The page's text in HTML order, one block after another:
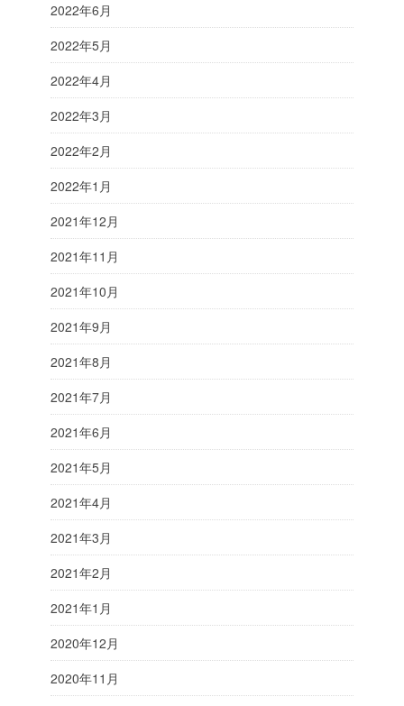
2022年6月
2022年5月
2022年4月
2022年3月
2022年2月
2022年1月
2021年12月
2021年11月
2021年10月
2021年9月
2021年8月
2021年7月
2021年6月
2021年5月
2021年4月
2021年3月
2021年2月
2021年1月
2020年12月
2020年11月